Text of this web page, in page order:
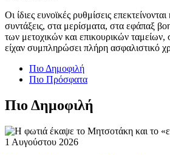
Οι ίδιες ευνοϊκές ρυθμίσεις επεκτείνονται
συντάξεις, στα μερίσματα, στα εφάπαξ
των μετοχικών και επικουρικών ταμείων,
είχαν συμπληρώσει πλήρη ασφαλιστικό
Πιο Δημοφιλή
Πιο Πρόσφατα
Πιο Δημοφιλή
1 Αυγούστου 2026